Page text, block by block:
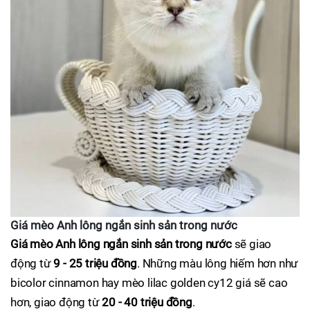
Giá mèo Anh lông ngắn sinh sản trong nước
Giá mèo Anh lông ngắn sinh sản trong nướcsẽ giao
động từ9 - 25 triệu đồng. Những màu lông hiếm hơn như
bicolor cinnamon hay mèo lilac golden cy12 giá sẽ cao
hơn, giao động từ20 - 40 triệu đồng.